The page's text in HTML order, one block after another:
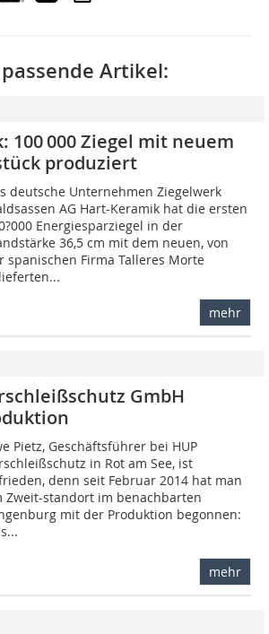
Artikel:
100 000 Ziegel mit neuem
produziert
deutsche Unternehmen Ziegelwerk
AG Hart-Keramik hat die ersten
Energiesparziegel in der
36,5 cm mit dem neuen, von
spanischen Firma Talleres Morte
mehr
GmbH
Pietz, Geschäftsführer bei HUP
in Rot am See, ist
denn seit Februar 2014 hat man
Zweit-standort im benachbarten
mit der Produktion begonnen:
mehr